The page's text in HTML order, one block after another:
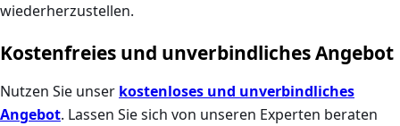
wiederherzustellen.
Kostenfreies und unverbindliches Angebot
Nutzen Sie unser kostenloses und unverbindliches
Angebot. Lassen Sie sich von unseren Experten beraten